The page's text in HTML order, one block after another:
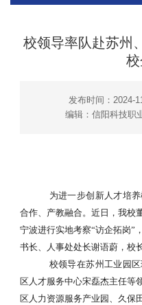
校领导率队赴苏州
发布时间：2024-
编辑：信阳科技职
为进一步创新人才培
合作、产教融合。近日，我校
宁波进行实地考察“访企拓岗”
书长、
人事处处长谢语蔚，校
校领导在苏州工业园区
区人才服务中心宋磊杰主任等
区人力资源服务产业园、久保